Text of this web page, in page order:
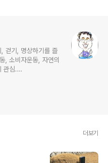
걷기, 명상하기를 즐
, 소비자운동, 자연의
관심.
더보기